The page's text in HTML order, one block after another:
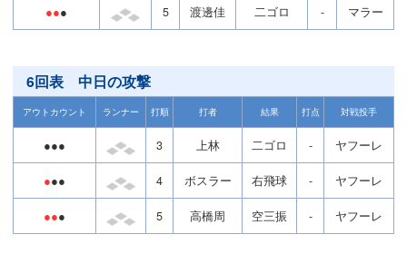
●●● 5 渡邊佳 二ゴロ - マラー
6回表 中日の攻撃
アウトカウント ランナー 打順 打者 結果 打点 対戦投手
●●● 3 上林 二ゴロ - ヤフーレ
●●● 4 ボスラー 右飛球 - ヤフーレ
●●● 5 高橋周 空三振 - ヤフーレ